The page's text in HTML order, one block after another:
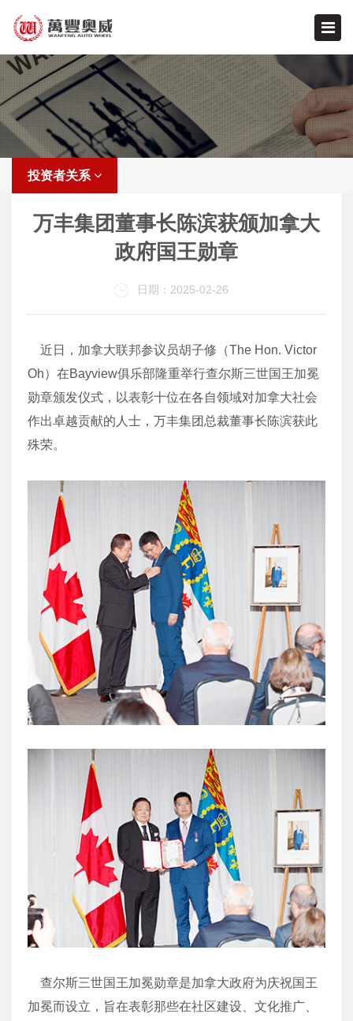
投资者关系
万丰集团董事长陈滨获颁加拿大
政府国王勋章
日期：2025-02-26
近日，加拿大联邦参议员胡子修（The Hon. Victor
Oh）在Bayview俱乐部隆重举行查尔斯三世国王加冕
勋章颁发仪式，以表彰十位在各自领域对加拿大社会
作出卓越贡献的人士，万丰集团总裁董事长陈滨获此
殊荣。
查尔斯三世国王加冕勋章是加拿大政府为庆祝国王
加冕而设立，旨在表彰那些在社区建设、文化推广、